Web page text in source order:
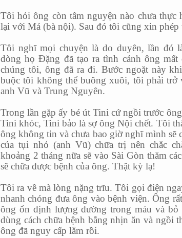
Tôi hỏi ông còn tâm nguyện nào chưa thực
lại với Má (bà nội). Sau đó tôi cũng xin phép
Tôi nghĩ mọi chuyện là do duyên, lần đó
dòng họ Đặng đã tạo ra tình cảnh ông
chúng tôi, ông đã ra đi. Bước ngoặt này
buộc tôi không thể buông xuôi, tôi phải trở
anh Vũ và Trung Nguyên.
Trong lần gặp ấy bé út Tini cứ ngồi trước
Tini khóc, Tini bảo là sợ ông Nội chết. Tôi
ông không tin và chưa bao giờ nghĩ mình sẽ
của tụi nhỏ (anh Vũ) chữa trị nên chắc
khoảng 2 tháng nữa sẽ vào Sài Gòn thăm
sẽ chữa được bệnh của ông. Thật kỳ lạ!
Tôi ra về mà lòng nặng trĩu. Tôi gọi điện
nhanh chóng đưa ông vào bệnh viện. Ông
ông ổn định lượng đường trong máu và
dùng cách chữa bệnh bằng nhịn ăn và ngồi
ông đã nguy cấp lắm rồi.